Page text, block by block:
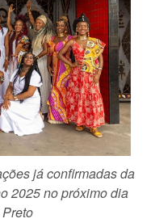
já confirmadas da
2025 no próximo dia